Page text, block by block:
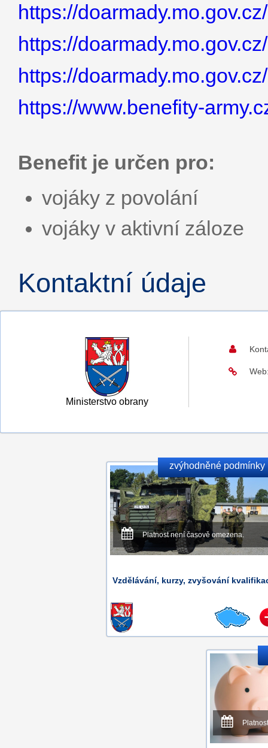
https://
https://
https://
https://www.benefity-
Benefit je určen pro:
vojáky z povolání
vojáky v aktivní záloze
Kontaktní údaje
Ministerstvo obrany
zvýhodněné podmínky
Platnost není časově omezena.
Vzdělávání, kurzy, zvyšování